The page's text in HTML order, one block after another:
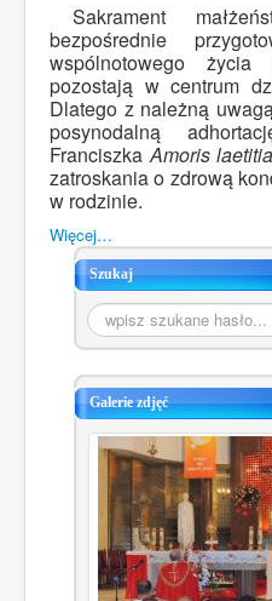
Sakrament
bezpośrednie
wspólnotowego
pozostają w centrum
Dlatego z należną
posynodalną
FranciszkaAmoris laetitia
zatroskania o zdrową
w rodzinie.
Więcej…
Szukaj
Szukaj...
Galerie zdjęć